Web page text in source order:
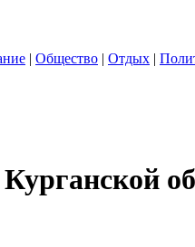
| Общество | Отдых |